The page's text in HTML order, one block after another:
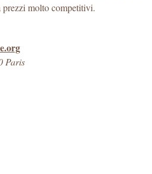
prezzi molto competitivi.
Paris